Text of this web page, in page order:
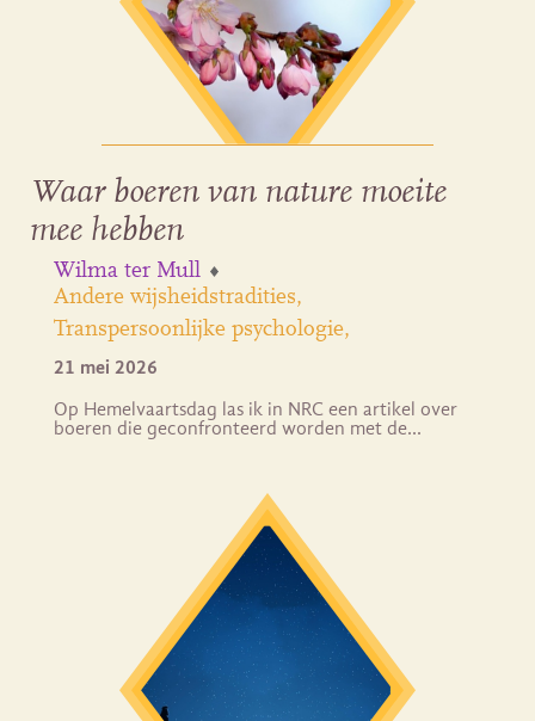
Waar boeren van nature moeite
mee hebben
Wilma ter Mull
Andere wijsheidstradities
Transpersoonlijke psychologie
21 mei 2026
Op Hemelvaartsdag las ik in NRC een artikel over
boeren die geconfronteerd worden met de…